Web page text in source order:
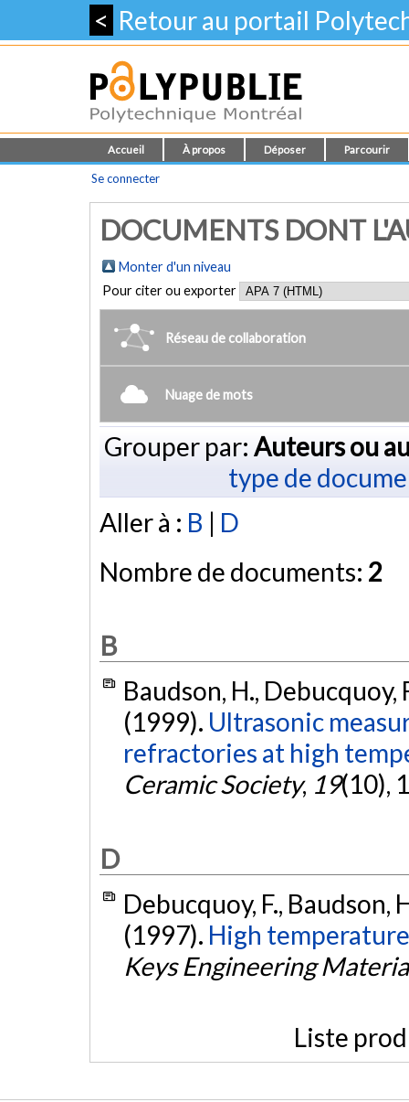
< Retour au portail
Accueil À propos Déposer Parcourir
Se connecter
DOCUMENTS DONT
Monter d'un niveau
Pour citer ou exporter
Réseau de collaboration
Nuage de mots
Grouper par: Auteurs ou
type de
Aller à : B | D
Nombre de documents: 2
B
Baudson, H., Debucquoy,
(1999). Ultrasonic
refractories at high
Ceramic Society, 19(10),
D
Debucquoy, F., Baudson,
(1997). High
Keys Engineering
Liste